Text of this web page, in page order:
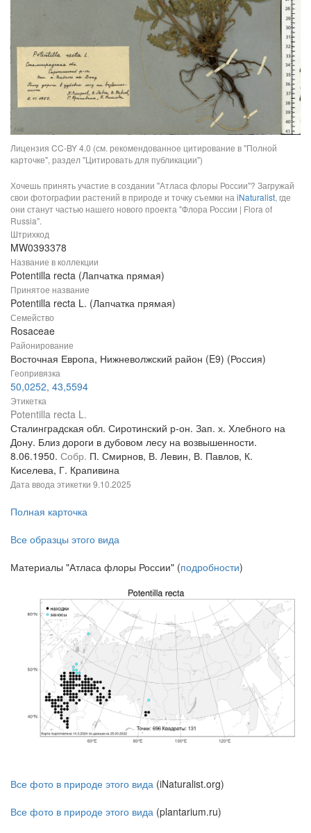
Лицензия CC-BY 4.0 (см. рекомендованное цитирование в "Полной
карточке", раздел "Цитировать для публикации")
Хочешь принять участие в создании "Атласа флоры России"? Загружай
свои фотографии растений в природе и точку съемки на iNaturalist, где
они станут частью нашего нового проекта "Флора России | Flora of
Russia".
Штрихкод
MW0393378
Название в коллекции
Potentilla recta (Лапчатка прямая)
Принятое название
Potentilla recta L. (Лапчатка прямая)
Семейство
Rosaceae
Районирование
Восточная Европа, Нижневолжский район (E9) (Россия)
Геопривязка
50,0252, 43,5594
Этикетка
Potentilla recta L.
Сталинградская обл. Сиротинский р-он. Зап. х. Хлебного на
Дону. Близ дороги в дубовом лесу на возвышенности.
8.06.1950. Собр. П. Смирнов, В. Левин, В. Павлов, К.
Киселева, Г. Крапивина
Дата ввода этикетки 9.10.2025
Полная карточка
Все образцы этого вида
Материалы "Атласа флоры России" (подробности)
Все фото в природе этого вида (iNaturalist.org)
Все фото в природе этого вида (plantarium.ru)